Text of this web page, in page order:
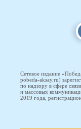
Сетевое издание
pobeda-aksay.ru)
по надзору в сфере
и массовых
2019 года,